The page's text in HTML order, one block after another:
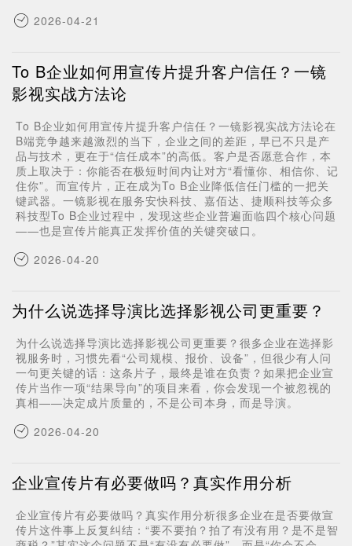
2026-04-21
To B企业如何用宣传片提升客户信任？一镜
影视实战方法论
To B企业如何用宣传片提升客户信任？一镜影视实战方法论在
B端竞争越来越激烈的当下，企业之间的差距，早已不只是产
品与技术，更在于“信任成本”的高低。客户是否愿意合作，本
质上取决于：你能否在极短时间内让对方“看懂你、相信你、记
住你”。而宣传片，正在成为To B企业降低信任门槛的一把关
键武器。一镜影视在服务安快科技、嘉佰达、捷顺科技等众多
科技型To B企业过程中，发现这些企业普遍面临四个核心问题
——也是宣传片能真正发挥价值的关键突破口。
2026-04-20
为什么说选择导演比选择影视公司更重要？
为什么说选择导演比选择影视公司更重要？很多企业在选择影
视服务时，习惯先看“公司规模、报价、设备”，但很少有人问
一句更关键的话：这条片子，最终是谁在负责？如果把企业宣
传片当作一项“结果导向”的项目来看，你会发现一个被忽视的
真相——决定成片质量的，不是公司本身，而是导演。
2026-04-20
企业宣传片有必要做吗？真实作用分析
企业宣传片有必要做吗？真实作用分析很多企业在是否要做宣
传片这件事上反复纠结：“要不要拍？拍了有没有用？是不是智